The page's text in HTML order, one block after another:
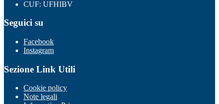
CUF: UFHIBV
Seguici su
Facebook
Instagram
Sezione Link Utili
Cookie policy
Note legali